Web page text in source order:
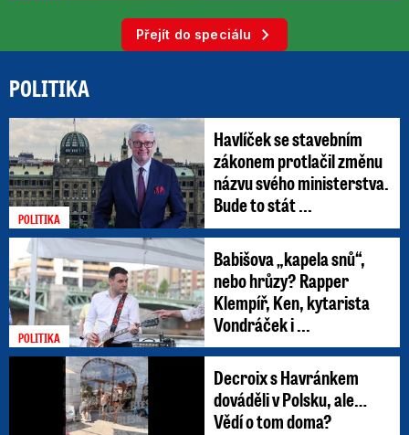
Přejít do speciálu
POLITIKA
POLITIKA
Havlíček se stavebním
zákonem protlačil změnu
názvu svého ministerstva.
Bude to stát ...
POLITIKA
Babišova „kapela snů“,
nebo hrůzy? Rapper
Klempíř, Ken, kytarista
Vondráček i ...
Decroix s Havránkem
dováděli v Polsku, ale…
Vědí o tom doma?